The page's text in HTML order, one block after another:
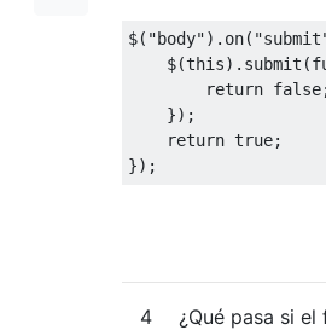
$( "body"). on(
    $
(this). submit (
return false
});
return true;
});
4
¿Qué pasa si